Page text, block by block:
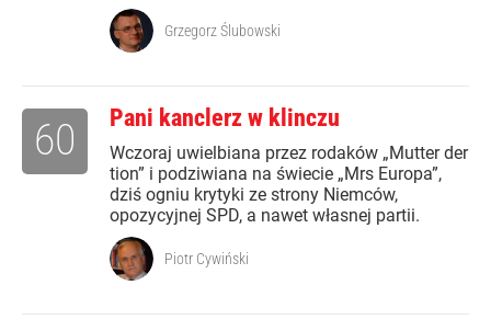
Grzegorz Ślubowski
Pani kanclerz w klinczu
Wczoraj uwielbiana przez rodaków „Mutter der
tion” i podziwiana na świecie „Mrs Europa”,
dziś ogniu krytyki ze strony Niemców,
opozycyjnej SPD, a nawet własnej partii.
60
Piotr Cywiński